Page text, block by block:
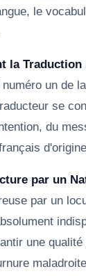
le
la Traduction
un de
se
du
par un
par un
une